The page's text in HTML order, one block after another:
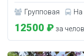
Групповая На
12500 ₽ за